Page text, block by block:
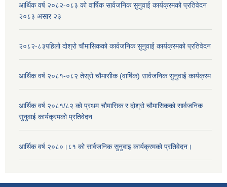
आर्थिक वर्ष २०८२-०८३ को वार्षिक सार्वजनिक सुनुवाई कार्यक्रमको प्रतिवेदन
२०८३ असार २३
२०८२-८३पहिलो दोश्रो चौमासिकको कार्वजनिक सुनुवाई कार्यक्रमको प्रतिवेदन
आर्थिक वर्ष २०८१-०८२ तेस्रो चौमासीक (वार्षिक) सार्वजनिक सुनुवाई कार्यक्रम
आर्थिक वर्ष २०८१/८२ को प्रथम चौमासिक र दोश्रो चौमासिकको सार्वजनिक
सुनुवाई कार्यक्रमको प्रतिवेदन
आर्थिक वर्ष २०८०।८१ को सार्वजनिक सुनुवाइ कार्यक्रमको प्रतिवेदन।